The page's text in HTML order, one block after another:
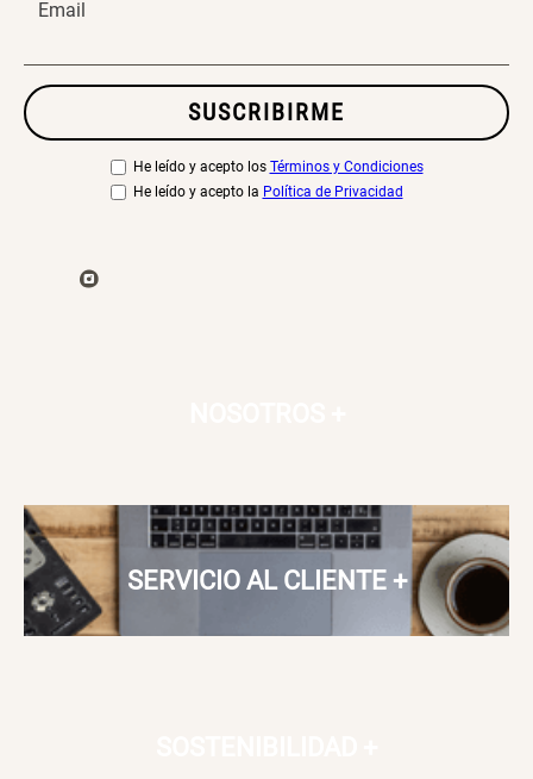
Email
SUSCRIBIRME
He leído y acepto los Términos y Condiciones
He leído y acepto la Política de Privacidad
SERVICIO AL CLIENTE+